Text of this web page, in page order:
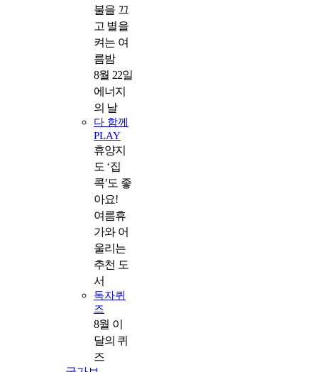
불을 끄
고 별을
켜는 여
름밤
8월 22일
에너지
의 날
다 함께
PLAY
휴양지
도 ‘집
콕’도 좋
아요!
여름휴
가와 어
울리는
추천 도
서
독자퀴
즈
8월 이
달의 퀴
즈